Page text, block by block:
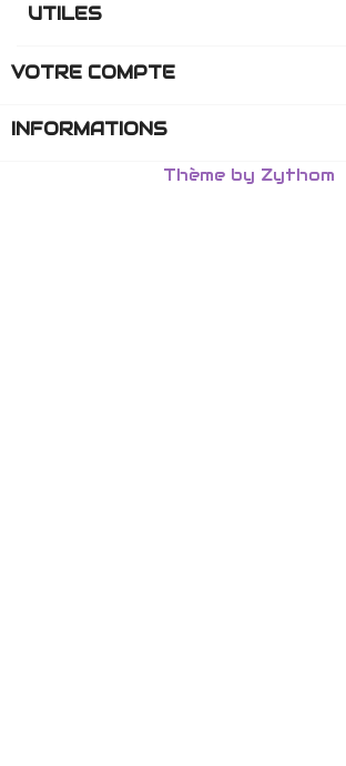
UTILES
VOTRE COMPTE
INFORMATIONS
Thème by Zythom